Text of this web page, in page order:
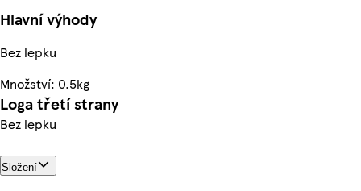
Hlavní výhody
Bez lepku
Množství: 0.5kg
Loga třetí strany
Bez lepku
Složení